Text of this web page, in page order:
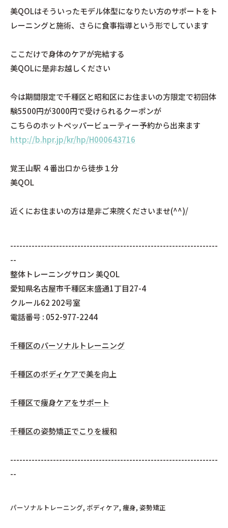
美QOLはそういったモデル体型になりたい方のサポートをト
レーニングと施術、さらに食事指導という形でしています
ここだけで身体のケアが完結する
美QOLに是非お越しください
今は期間限定で千種区と昭和区にお住まいの方限定で初回体
験5500円が3000円で受けられるクーポンが
こちらのホットペッパービューティー予約から出来ます
http://b.hpr.jp/kr/hp/H000643716
覚王山駅 ４番出口から徒歩１分
美QOL
近くにお住まいの方は是非ご来院くださいませ(^^)/
--------------------------------------------------------------------
--
整体トレーニングサロン 美QOL
愛知県名古屋市千種区末盛通1丁目27-4
クルール62 202号室
電話番号 : 052-977-2244
千種区のパーソナルトレーニング
千種区のボディケアで美を向上
千種区で痩身ケアをサポート
千種区の姿勢矯正でこりを緩和
--------------------------------------------------------------------
--
パーソナルトレーニング ボディケア 痩身 姿勢矯正